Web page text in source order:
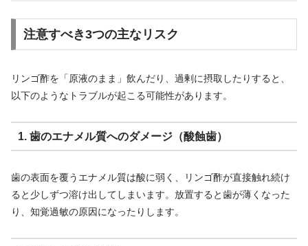
注意すべき3つの主なリスク
リンゴ酢を「原液のまま」飲んだり、過剰に摂取したりすると、
以下のようなトラブルが起こる可能性があります。
1. 歯のエナメル質へのダメージ（酸蝕歯）
歯の表面を覆うエナメル質は酸に弱く、リンゴ酢が直接触れ続け
ると少しずつ溶け出してしまいます。放置すると歯が薄くなった
り、知覚過敏の原因になったりします。